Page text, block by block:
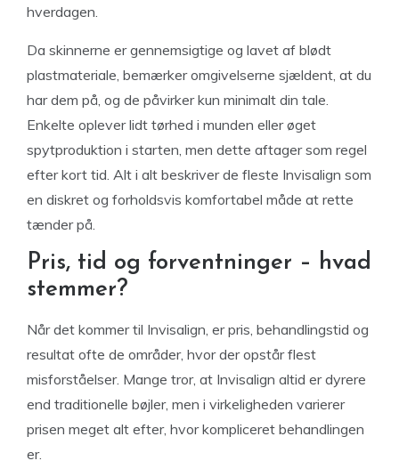
hverdagen.
Da skinnerne er gennemsigtige og lavet af blødt
plastmateriale, bemærker omgivelserne sjældent, at du
har dem på, og de påvirker kun minimalt din tale.
Enkelte oplever lidt tørhed i munden eller øget
spytproduktion i starten, men dette aftager som regel
efter kort tid. Alt i alt beskriver de fleste Invisalign som
en diskret og forholdsvis komfortabel måde at rette
tænder på.
Pris, tid og forventninger – hvad
stemmer?
Når det kommer til Invisalign, er pris, behandlingstid og
resultat ofte de områder, hvor der opstår flest
misforståelser. Mange tror, at Invisalign altid er dyrere
end traditionelle bøjler, men i virkeligheden varierer
prisen meget alt efter, hvor kompliceret behandlingen
er.